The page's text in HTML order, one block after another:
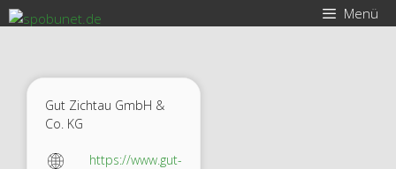
Zum
Inhalt
Menü
Gut Zichtau GmbH &
Co. KG
https://www.gut-